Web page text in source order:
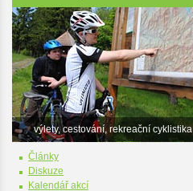
výlety, cestování, rekreační cyklistika
Články
Diskuze
Kalendář akcí